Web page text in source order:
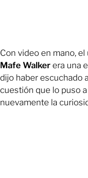
Con video en mano,
Mafe Walker era una
dijo haber escuchado
cuestión que lo puso
nuevamente la